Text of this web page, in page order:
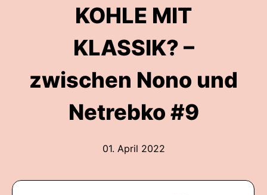
KOHLE MIT
KLASSIK? –
zwischen Nono und
Netrebko #9
01. April 2022